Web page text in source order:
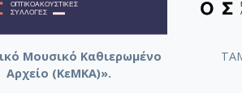
Μουσικό Καθιερωμένο
Αρχείο (ΚεΜΚΑ)».